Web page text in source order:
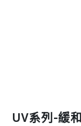
UV系列-緩